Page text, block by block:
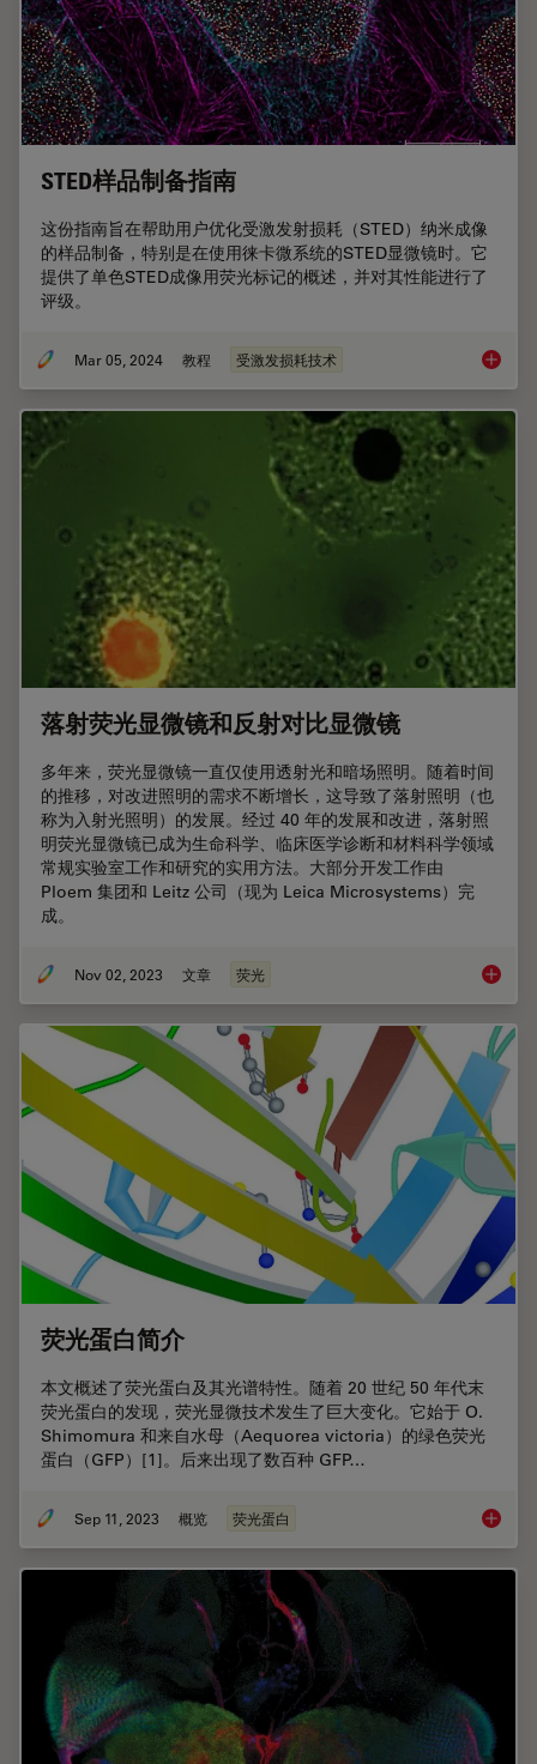
STED样品制备指南
这份指南旨在帮助用户优化受激发射损耗（STED）纳米成像
的样品制备，特别是在使用徕卡微系统的STED显微镜时。它
提供了单色STED成像用荧光标记的概述，并对其性能进行了
评级。
Mar 05, 2024 教程 受激发损耗技术 STED
落射荧光显微镜和反射对比显微镜
多年来，荧光显微镜一直仅使用透射光和暗场照明。随着时间
的推移，对改进照明的需求不断增长，这导致了落射照明（也
称为入射光照明）的发展。经过 40 年的发展和改进，落射照
明荧光显微镜已成为生命科学、临床医学诊断和材料科学领域
常规实验室工作和研究的实用方法。大部分开发工作由
Ploem 集团和 Leitz 公司（现为 Leica Microsystems）完
成。
Nov 02, 2023 文章 荧光 落射荧
荧光蛋白简介
本文概述了荧光蛋白及其光谱特性。随着 20 世纪 50 年代末
荧光蛋白的发现，荧光显微技术发生了巨大变化。它始于 O.
Shimomura 和来自水母（Aequorea victoria）的绿色荧光
蛋白（GFP）[1]。后来出现了数百种 GFP…
Sep 11, 2023 概览 荧光蛋白 荧光蛋